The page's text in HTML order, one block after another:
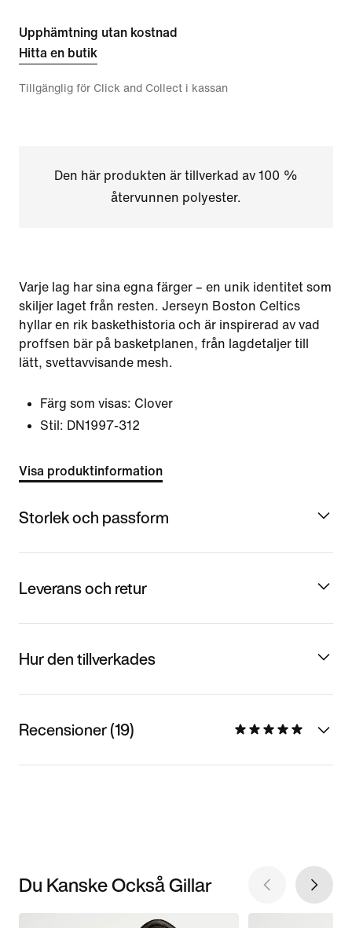
Upphämtning utan kostnad
Hitta en butik
Tillgänglig för Click and Collect i kassan
Den här produkten är tillverkad av 100 %
återvunnen polyester.
Varje lag har sina egna färger – en unik identitet som
skiljer laget från resten. Jerseyn Boston Celtics
hyllar en rik baskethistoria och är inspirerad av vad
proffsen bär på basketplanen, från lagdetaljer till
lätt, svettavvisande mesh.
Färg som visas: Clover
Stil: DN1997-312
Visa produktinformation
Storlek och passform
Leverans och retur
Hur den tillverkades
Recensioner (19)
Du Kanske Också Gillar